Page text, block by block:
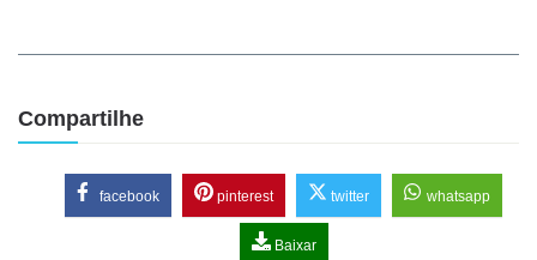
Compartilhe
facebook pinterest twitter whatsapp
Baixar